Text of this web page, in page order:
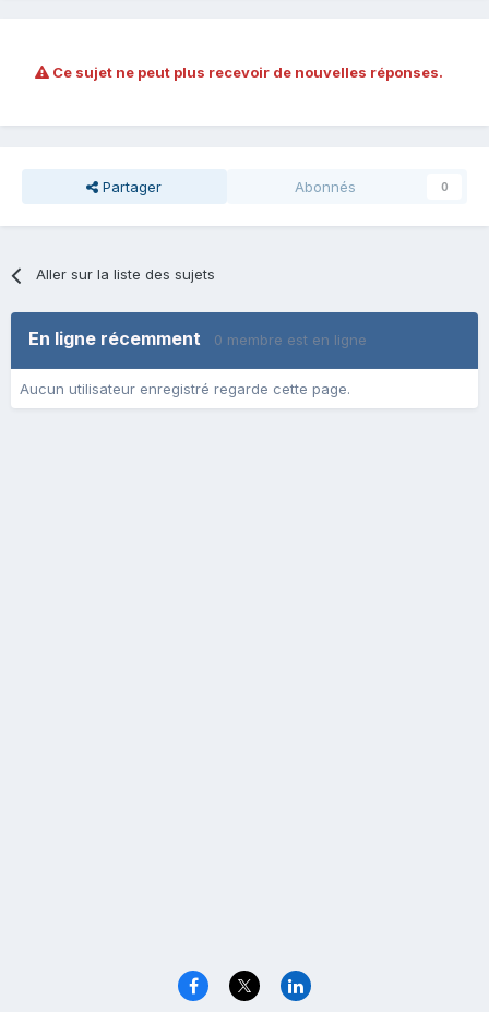
Ce sujet ne peut plus recevoir de nouvelles réponses.
Partager Abonnés 0
Aller sur la liste des sujets
En ligne récemment 0 membre est en ligne
Aucun utilisateur enregistré regarde cette page.